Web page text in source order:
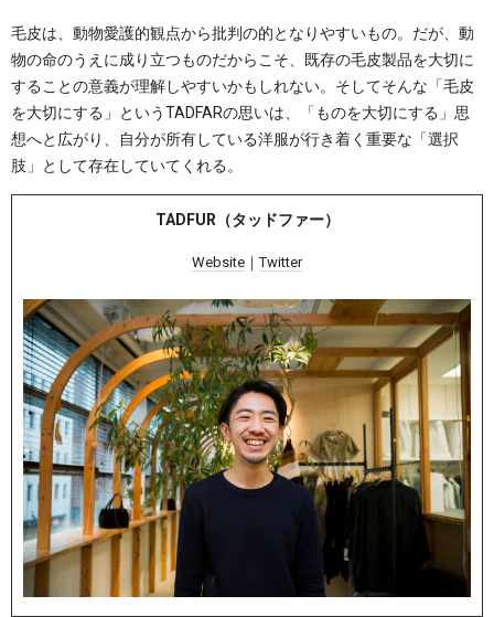
毛皮は、動物愛護的観点から批判の的となりやすいもの。だが、動
物の命のうえに成り立つものだからこそ、既存の毛皮製品を大切に
することの意義が理解しやすいかもしれない。そしてそんな「毛皮
を大切にする」というTADFARの思いは、「ものを大切にする」思
想へと広がり、自分が所有している洋服が行き着く重要な「選択
肢」として存在していてくれる。
TADFUR（タッドファー）
Website ｜Twitter